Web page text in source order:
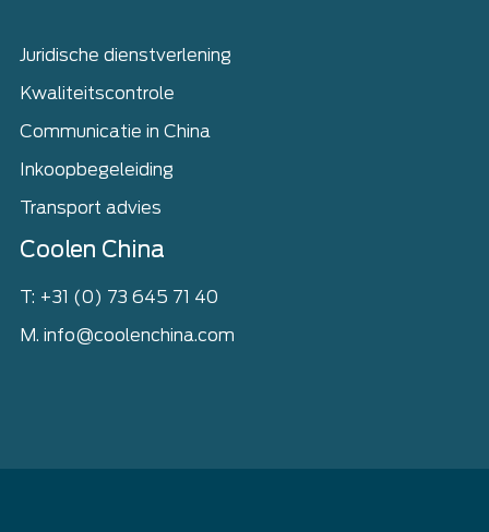
Juridische dienstverlening
Kwaliteitscontrole
Communicatie in China
Inkoopbegeleiding
Transport advies
Coolen China
T: +31 (0) 73 645 71 40
M. info@coolenchina.com